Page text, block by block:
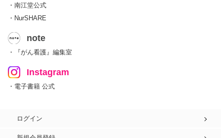
・南江堂公式
・NurSHARE
note
・『がん看護』編集室
Instagram
・電子書籍 公式
ログイン